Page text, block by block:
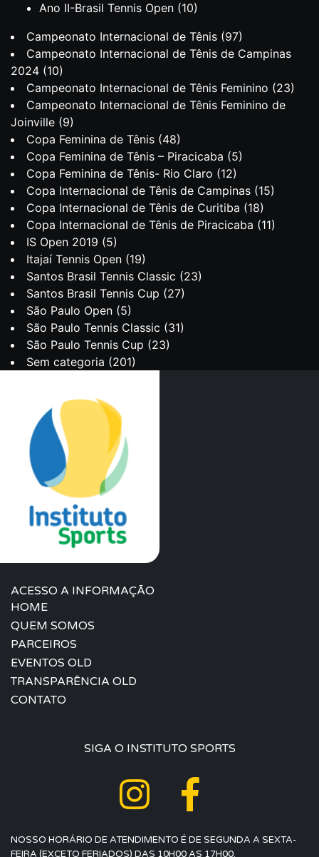
Ano II-Brasil Tennis Open (10)
Campeonato Internacional de Tênis (97)
Campeonato Internacional de Tênis de Campinas
2024 (10)
Campeonato Internacional de Tênis Feminino (23)
Campeonato Internacional de Tênis Feminino de
Joinville (9)
Copa Feminina de Tênis (48)
Copa Feminina de Tênis – Piracicaba (5)
Copa Feminina de Tênis- Rio Claro (12)
Copa Internacional de Tênis de Campinas (15)
Copa Internacional de Tênis de Curitiba (18)
Copa Internacional de Tênis de Piracicaba (11)
IS Open 2019 (5)
Itajaí Tennis Open (19)
Santos Brasil Tennis Classic (23)
Santos Brasil Tennis Cup (27)
São Paulo Open (5)
São Paulo Tennis Classic (31)
São Paulo Tennis Cup (23)
Sem categoria (201)
ACESSO A INFORMAÇÃO
HOME
QUEM SOMOS
PARCEIROS
EVENTOS OLD
TRANSPARÊNCIA OLD
CONTATO
SIGA O INSTITUTO SPORTS
NOSSO HORÁRIO DE ATENDIMENTO É DE SEGUNDA A SEXTA-
FEIRA (EXCETO FERIADOS) DAS 10H00 AS 17H00.